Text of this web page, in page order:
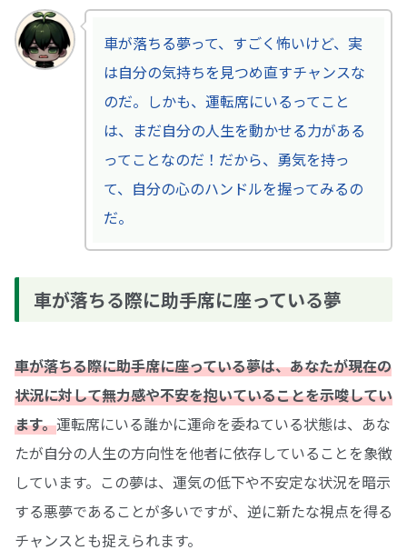
車が落ちる夢って、すごく怖いけど、実
は自分の気持ちを見つめ直すチャンスな
のだ。しかも、運転席にいるってこと
は、まだ自分の人生を動かせる力がある
ってことなのだ！だから、勇気を持っ
て、自分の心のハンドルを握ってみるの
だ。
車が落ちる際に助手席に座っている夢
車が落ちる際に助手席に座っている夢は、あなたが現在の
状況に対して無力感や不安を抱いていることを示唆してい
ます。運転席にいる誰かに運命を委ねている状態は、あな
たが自分の人生の方向性を他者に依存していることを象徴
しています。この夢は、運気の低下や不安定な状況を暗示
する悪夢であることが多いですが、逆に新たな視点を得る
チャンスとも捉えられます。